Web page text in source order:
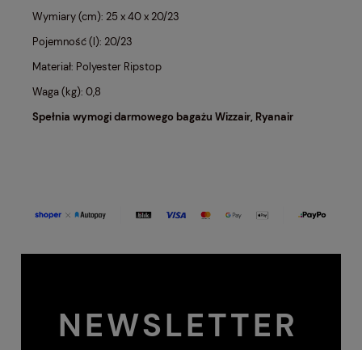
Wymiary (cm): 25 x 40 x 20/23
Pojemność (l): 20/23
Materiał: Polyester Ripstop
Waga (kg): 0,8
Spełnia wymogi darmowego bagażu Wizzair, Ryanair
NEWSLETTER